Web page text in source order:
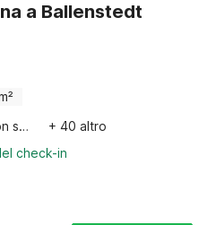
a Ballenstedt
Lettino con sponde
+ 40 altro
check-in